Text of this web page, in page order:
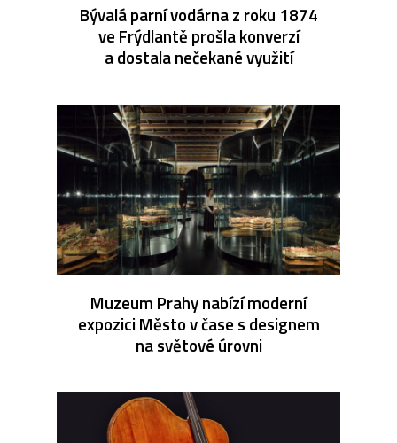
Bývalá parní vodárna z roku 1874
ve Frýdlantě prošla konverzí
a dostala nečekané využití
Muzeum Prahy nabízí moderní
expozici Město v čase s designem
na světové úrovni